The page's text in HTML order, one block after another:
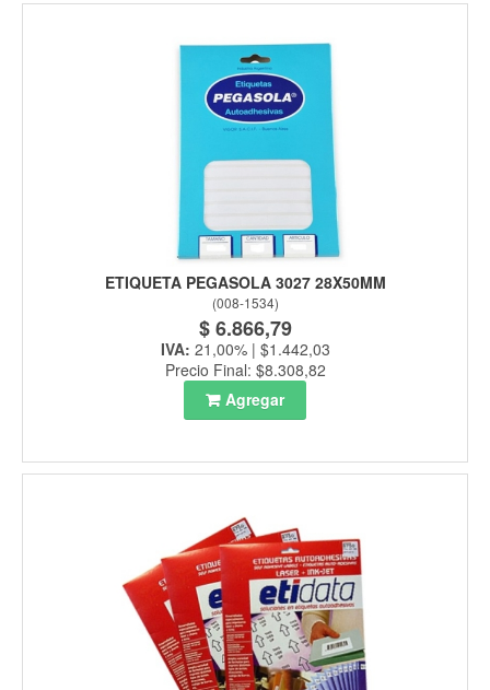
ETIQUETA PEGASOLA 3027 28X50MM
(008-1534)
$ 6.866,79
IVA: 21,00% | $1.442,03
Precio Final: $8.308,82
Agregar